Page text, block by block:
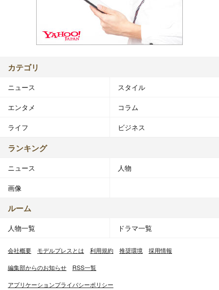
カテゴリ
ニュース スタイル
エンタメ コラム
ライフ ビジネス
ランキング
ニュース 人物
画像
ルーム
人物一覧 ドラマ一覧
会社概要 モデルプレスとは 利用規約 推奨環境 採用情報
編集部からのお知らせ RSS一覧
アプリケーションプライバシーポリシー